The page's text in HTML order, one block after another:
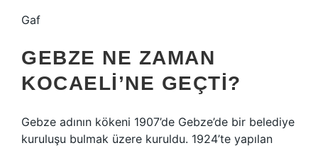
Gaf
GEBZE NE ZAMAN
KOCAELI’NE GEÇTI?
Gebze adının kökeni 1907’de Gebze’de bir belediye
kuruluşu bulmak üzere kuruldu. 1924’te yapılan